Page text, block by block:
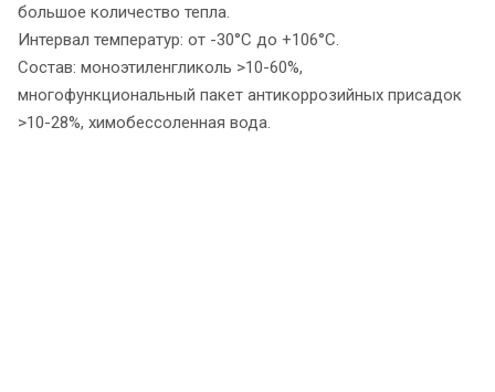
большое количество тепла.
Интервал температур: от -30°С до +106°С.
Состав: моноэтиленгликоль >10-60%,
многофункциональный пакет антикоррозийных присадок
>10-28%, химобессоленная вода.